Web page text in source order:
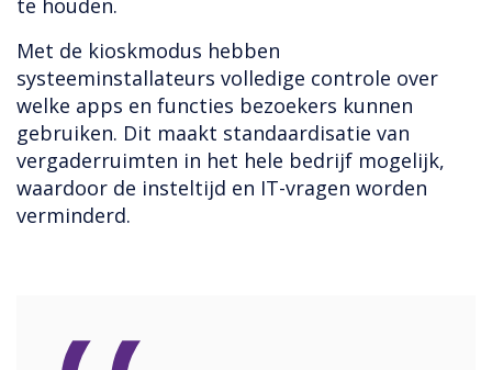
Met de kioskmodus hebben
systeeminstallateurs volledige controle over
welke apps en functies bezoekers kunnen
gebruiken. Dit maakt standaardisatie van
vergaderruimten in het hele bedrijf mogelijk,
waardoor de insteltijd en IT-vragen worden
verminderd.